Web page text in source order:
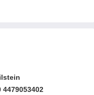
4479053402